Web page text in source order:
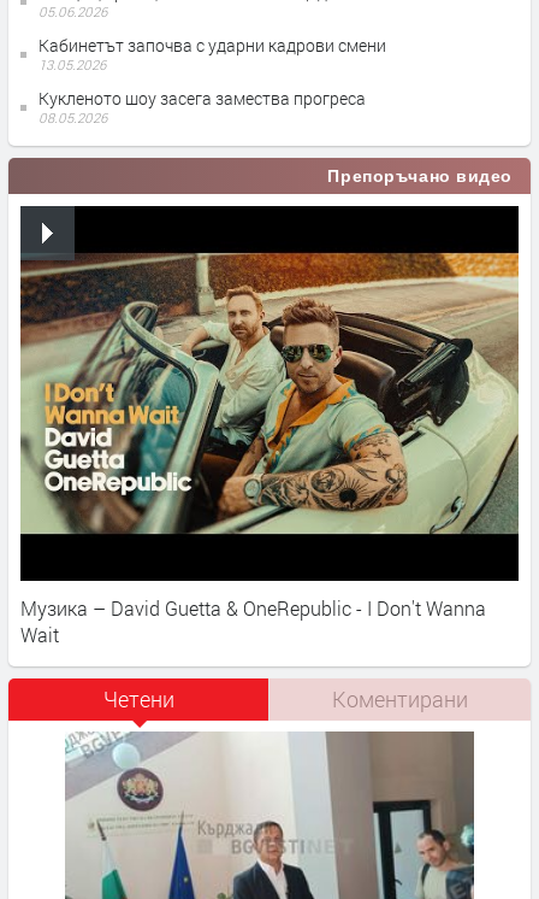
05.06.2026
Кабинетът започва с ударни кадрови смени
13.05.2026
Кукленото шоу засега замества прогреса
08.05.2026
Препоръчано видео
Музика – David Guetta & OneRepublic - I Don't Wanna
Wait
Четени Коментирани